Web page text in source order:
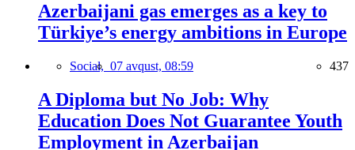
Azerbaijani gas emerges as a key to
Türkiye’s energy ambitions in Europe
Social, 07 avqust, 08:59 437
A Diploma but No Job: Why
Education Does Not Guarantee Youth
Employment in Azerbaijan